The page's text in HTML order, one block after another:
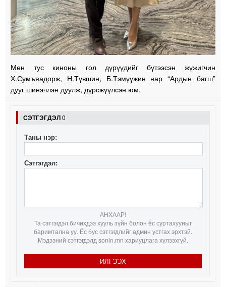
Мөн тус киноны гол дүрүүдийг бүтээсэн жүжигчин
Х.Сумъяадорж, Н.Түвшин, Б.Тэмүүжин нар “Ардын багш”
дууг шинэчлэн дуулж, дүрсжүүлсэн юм.
СЭТГЭГДЭЛ0
Таны нэр:
Сэтгэгдэл:
АНХААР!
Та сэтгэгдэл бичихдээ хууль зүйн болон ёс суртахууныг
баримтална уу. Ёс бус сэтгэгдлийг админ устгах эрхтэй.
Мэдээний сэтгэгдэлд sonin.mn хариуцлага хүлээхгүй.
ИЛГЭЭХ